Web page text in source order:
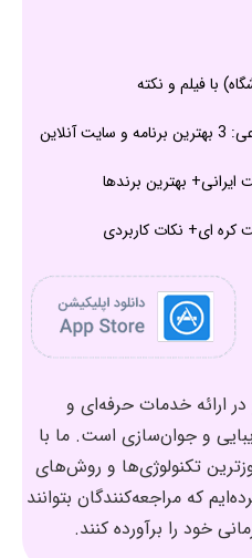
در ارائه خدمات حرفه‌ای و
و جوان‌سازی است. ما با
تکنولوژی‌ها و روش‌های
که مراجعه‌کنندگان بتوانند
خود را برآورده کنند.